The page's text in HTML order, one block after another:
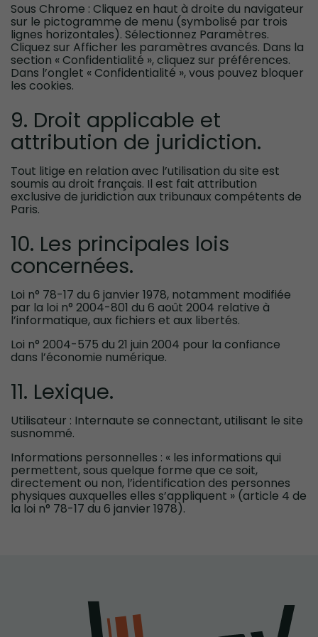
Sous Chrome : Cliquez en haut à droite du navigateur
sur le pictogramme de menu (symbolisé par trois
lignes horizontales). Sélectionnez Paramètres.
Cliquez sur Afficher les paramètres avancés. Dans la
section « Confidentialité », cliquez sur préférences.
Dans l’onglet « Confidentialité », vous pouvez bloquer
les cookies.
9. Droit applicable et
attribution de juridiction.
Tout litige en relation avec l’utilisation du site est
soumis au droit français. Il est fait attribution
exclusive de juridiction aux tribunaux compétents de
Paris.
10. Les principales lois
concernées.
Loi n° 78-17 du 6 janvier 1978, notamment modifiée
par la loi n° 2004-801 du 6 août 2004 relative à
l’informatique, aux fichiers et aux libertés.
Loi n° 2004-575 du 21 juin 2004 pour la confiance
dans l’économie numérique.
11. Lexique.
Utilisateur : Internaute se connectant, utilisant le site
susnommé.
Informations personnelles : « les informations qui
permettent, sous quelque forme que ce soit,
directement ou non, l’identification des personnes
physiques auxquelles elles s’appliquent » (article 4 de
la loi n° 78-17 du 6 janvier 1978).